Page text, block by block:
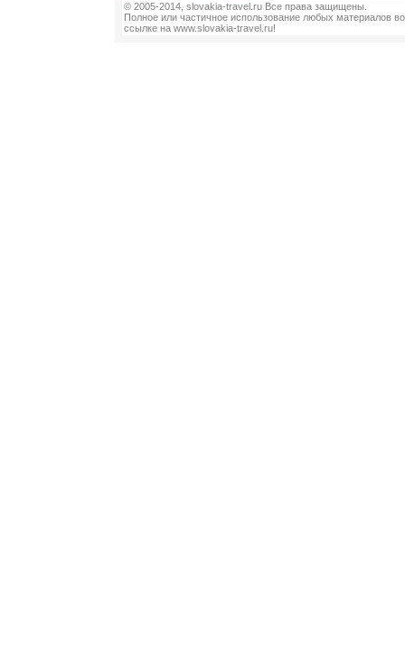
© 2005-2014, slovakia-travel.ru Все права защищены.
Полное или частичное использование любых материалов
ссылке на www.slovakia-travel.ru!